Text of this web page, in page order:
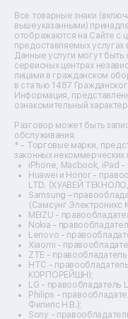
Ремонт источников
Ремонт пароварок
Ремонт микшерных
Ремонт dj-пультов
Ремонт кухонных
Ремонт стедикамов
Ремонт оптических
Ремонт
Ремонт видеокамер
Ремонт эхолотов
Ремонт 3d-
Ремонт прицелов
Ремонт винных
Ремонт
Ремонт сушилок
Ремонт
Ремонт
Все товарные знаки
вышеуказанными)
отображаются на Сайте с
предоставляемых
Данные услуги могут быть
сервисных центрах
лицами в гражданском
в статью 1487
Информация,
ознакомительный
Разговор может быть
обслуживания.
* - Торговые марки,
законных некоммерческих
iPhone, Macbook, iPad
Huawei и Honor -
LTD. (ХУАВЕЙ
Samsung –
(Самсунг Электроникс
MEIZU -
Nokia -
Lenovo -
Xiaomi -
ZTE -
HTC -
КОРПОРЕЙШН);
LG - правообладатель
Philips -
Филипс Н.В.);
Sony -